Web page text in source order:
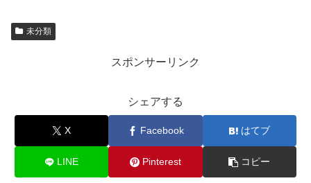
未分類
スポンサーリンク
シェアする
X Facebook はてブ
LINE Pinterest コピー